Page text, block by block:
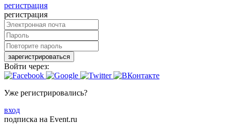
регистрация
регистрация
зарегистрироваться
Войти через:
Уже регистрировались?
вход
подписка на Event.ru